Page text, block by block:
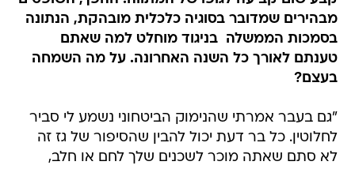
מבהירים שמדובר בסוגיה כלכלית מובהקת, הנתונה
בסמכות הממשלה  בניגוד מוחלט למה שאתם
טענתם לאורך כל השנה האחרונה. על מה השמחה
בעצם?
"גם בעבר אמרתי שהנימוק הביטחוני נשמע לי סביר
לחלוטין. כל בר דעת יכול להבין שהסיפור של גז זה
לא סתם שאתה מוכר לשכנים שלך לחם או חלב,